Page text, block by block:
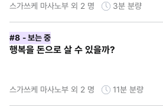
스가쓰케 마사노부 외 2 명 3분 분량
#8 - 보는 중
행복을 돈으로 살 수 있을까?
스가쓰케 마사노부 외 2 명 11분 분량